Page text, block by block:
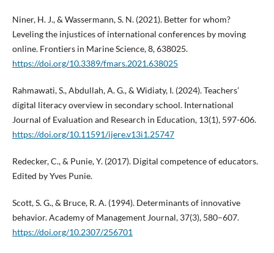
Niner, H. J., & Wassermann, S. N. (2021). Better for whom?
Leveling the injustices of international conferences by moving
online. Frontiers in Marine Science, 8, 638025.
https://doi.org/10.3389/fmars.2021.638025
Rahmawati, S., Abdullah, A. G., & Widiaty, I. (2024). Teachers’
digital literacy overview in secondary school. International
Journal of Evaluation and Research in Education, 13(1), 597-606.
https://doi.org/10.11591/ijere.v13i1.25747
Redecker, C., & Punie, Y. (2017). Digital competence of educators.
Edited by Yves Punie.
Scott, S. G., & Bruce, R. A. (1994). Determinants of innovative
behavior. Academy of Management Journal, 37(3), 580–607.
https://doi.org/10.2307/256701